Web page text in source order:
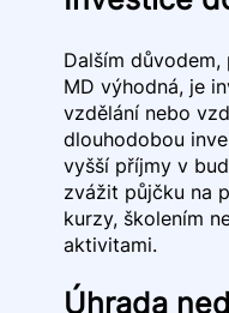
Dalším
MD výhodná, je
vzdělání nebo
dlouhodobou
vyšší příjmy v
zvážit půjčku na
kurzy, školením
aktivitami.
Úhrada